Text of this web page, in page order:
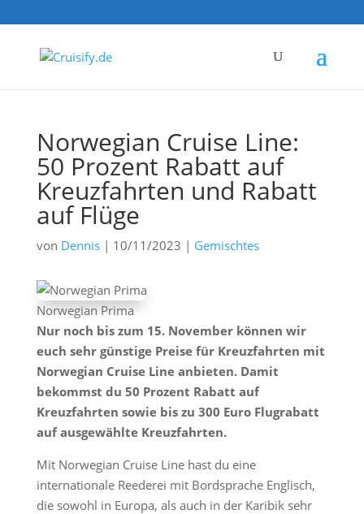
Norwegian Cruise Line:
50 Prozent Rabatt auf
Kreuzfahrten und Rabatt
auf Flüge
von Dennis| 10/11/2023 | Gemischtes
Norwegian Prima
Nur noch bis zum 15. November können wir
euch sehr günstige Preise für Kreuzfahrten mit
Norwegian Cruise Line anbieten. Damit
bekommst du 50 Prozent Rabatt auf
Kreuzfahrten sowie bis zu 300 Euro Flugrabatt
auf ausgewählte Kreuzfahrten.
Mit Norwegian Cruise Line hast du eine
internationale Reederei mit Bordsprache Englisch,
die sowohl in Europa, als auch in der Karibik sehr